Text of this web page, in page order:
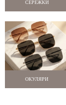
СЕРЕЖКИ
ОКУЛЯРИ